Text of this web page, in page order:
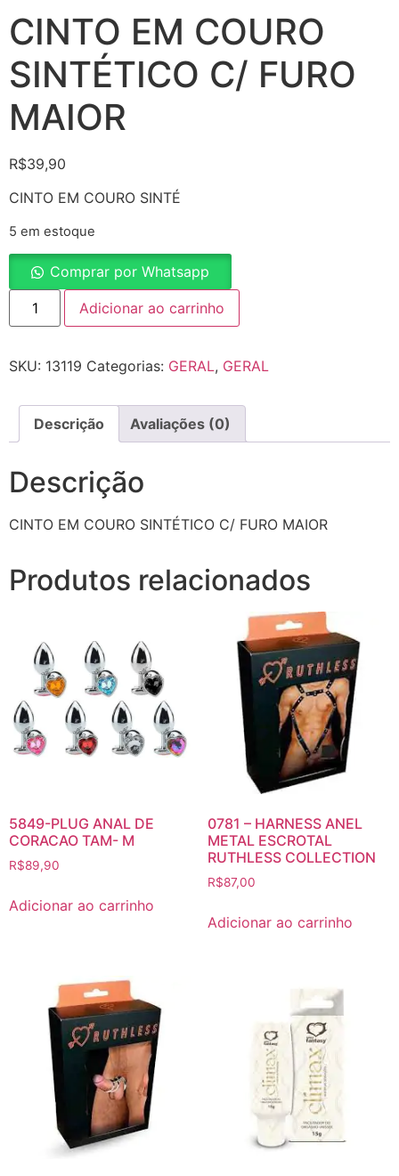
CINTO EM COURO
SINTÉTICO C/ FURO
MAIOR
R$39,90
CINTO EM COURO SINTÉ
5 em estoque
Comprar por Whatsapp
Adicionar ao carrinho
SKU: 13119 Categorias: GERAL, GERAL
Descrição Avaliações (0)
Descrição
CINTO EM COURO SINTÉTICO C/ FURO MAIOR
Produtos relacionados
5849-PLUG ANAL DE
CORACAO TAM- M
R$89,90
Adicionar ao carrinho
0781 – HARNESS ANEL
METAL ESCROTAL
RUTHLESS COLLECTION
R$87,00
Adicionar ao carrinho